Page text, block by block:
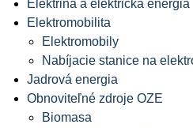
Elektrina a elektrická energia
Elektromobilita
Elektromobily
Nabíjacie stanice na
Jadrová energia
Obnoviteľné zdroje OZE
Biomasa